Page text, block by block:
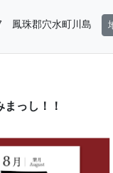
鳳珠郡穴水町川島
まっし！！